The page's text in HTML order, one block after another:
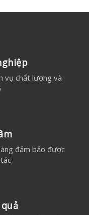
vụ chất lượng và
đảm bảo được